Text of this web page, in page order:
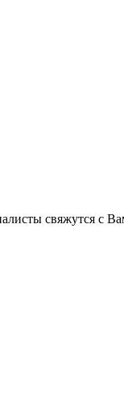
свяжутся с